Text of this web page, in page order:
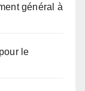
général à
le